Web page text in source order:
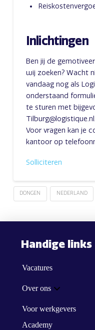
Inlichtingen
Ben jij de
wij zoeken? Wacht
vandaag nog als
onderstaand
te sturen met
Tilburg@logistique.nl.
Voor vragen kan je
kantoor op
Solliciteren
DONGEN NEDERLAND
Handige links
Vacatures
Over ons
Voor werkgevers
Academy